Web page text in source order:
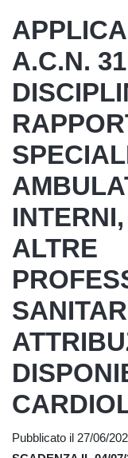
A.C.N.
ALTRE
Pubblicato il 27/06/